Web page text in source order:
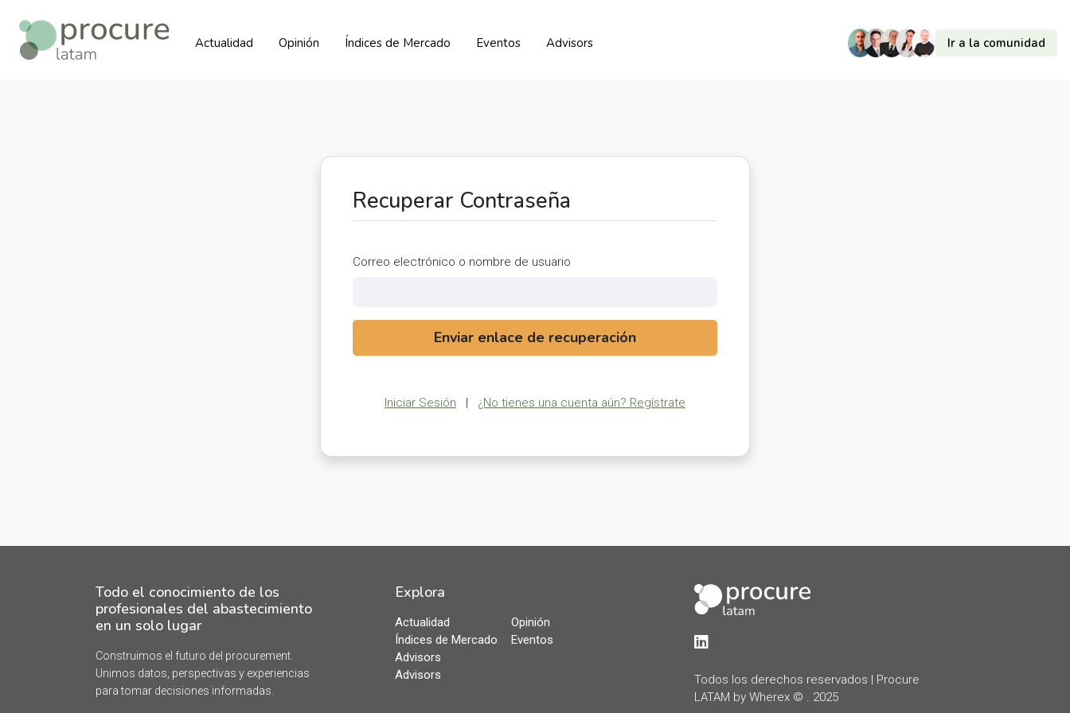
Actualidad Opinión Índices de Mercado Eventos Advisors Ir a la comunidad
Recuperar Contraseña
Correo electrónico o nombre de usuario
Enviar enlace de recuperación
Iniciar Sesión | ¿No tienes una cuenta aún? Regístrate
Todo el conocimiento de los
profesionales del abastecimiento
en un solo lugar
Construimos el futuro del procurement.
Unimos datos, perspectivas y experiencias
para tomar decisiones informadas.
Explora
Actualidad
Opinión
Índices de Mercado
Eventos
Advisors
Advisors
LinkedIn
Todos los derechos reservados | Procure
LATAM by Wherex © . 2025